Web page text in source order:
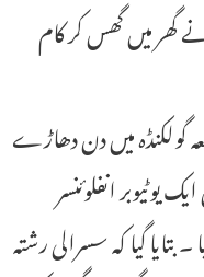
گھر میں گھس کر کام
قلعہ گولکنڈہ میں دن دھاڑے
انفلوئنسر
بتایا گیا کہ سسرالی رشتہ